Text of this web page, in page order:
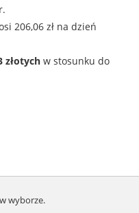
206,06 zł na dzień
złotych w stosunku do
wyborze.